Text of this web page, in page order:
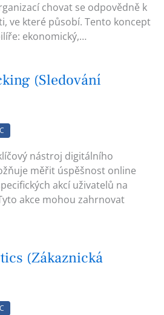
chovat se odpovědně k
ve které působí. Tento koncept
ekonomický,…
(Sledování
C
nástroj digitálního
měřit úspěšnost online
akcí uživatelů na
akce mohou zahrnovat
(Zákaznická
C